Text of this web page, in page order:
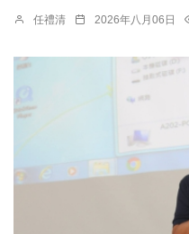
任禮清 2026年八月06日